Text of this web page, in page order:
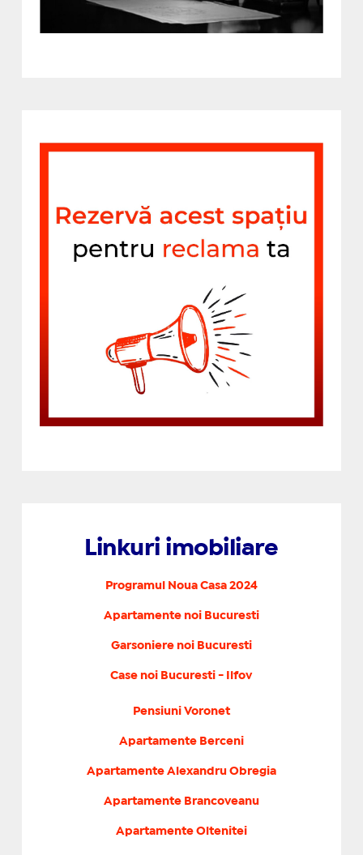
Linkuri imobiliare
Programul Noua Casa 2024
Apartamente noi Bucuresti
Garsoniere noi Bucuresti
Case noi Bucuresti - Ilfov
Pensiuni Voronet
Apartamente Berceni
Apartamente Alexandru Obregia
Apartamente Brancoveanu
Apartamente Oltenitei